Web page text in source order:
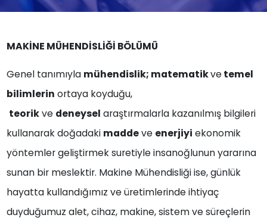
MAKİNE MÜHENDİSLİĞİ BÖLÜMÜ
Genel tanımıyla mühendislik; matematikvetemel
bilimlerin ortaya koyduğu,
teorikve deneysel araştırmalarla kazanılmış bilgileri
kullanarak doğadaki maddeve enerjiyi ekonomik
yöntemler geliştirmek suretiyle insanoğlunun yararına
sunan bir meslektir. Makine Mühendisliği ise, günlük
hayatta kullandığımız ve üretimlerinde ihtiyaç
duyduğumuz alet, cihaz, makine, sistem ve süreçlerin